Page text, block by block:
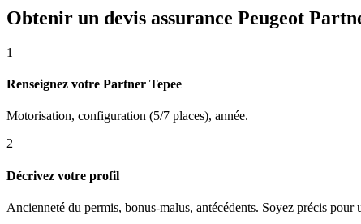
Obtenir un devis assurance Peugeot
1
Renseignez votre Partner Tepee
Motorisation, configuration (5/7 places), année.
2
Décrivez votre profil
Ancienneté du permis, bonus-malus, antécédents. Soyez précis pour